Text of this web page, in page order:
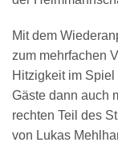
Mit dem
zum mehrfachen
Hitzigkeit im Spiel
Gäste dann auch
rechten Teil des
von Lukas